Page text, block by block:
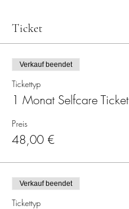
Ticket
Verkauf beendet
Tickettyp
1 Monat Selfcare Ticket
Preis
48,00 €
Verkauf beendet
Tickettyp